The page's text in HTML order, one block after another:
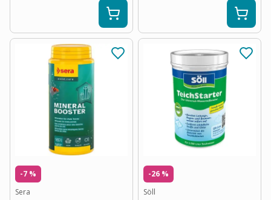
-7 %
Sera
-26 %
Söll